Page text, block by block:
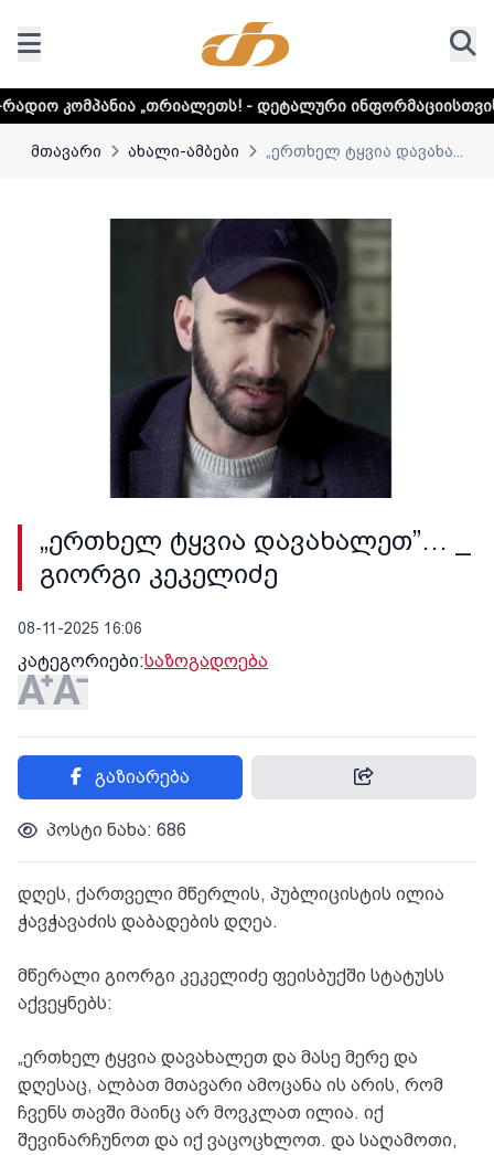
- დეტალური ინფორმაციისთვის დააკლიკეთ
მთავარი ახალი-ამბები „ერთხელ ტყვია დავახა...
„ერთხელ ტყვია დავახალეთ”… _
გიორგი კეკელიძე
08-11-2025 16:06
კატეგორიები:საზოგადოება
გაზიარება
პოსტი ნახა: 686
დღეს, ქართველი მწერლის, პუბლიცისტის ილია
ჭავჭავაძის დაბადების დღეა.
მწერალი გიორგი კეკელიძე ფეისბუქში სტატუსს
აქვეყნებს:
„ერთხელ ტყვია დავახალეთ და მასე მერე და
დღესაც, ალბათ მთავარი ამოცანა ის არის, რომ
ჩვენს თავში მაინც არ მოვკლათ ილია. იქ
შევინარჩუნოთ და იქ ვაცოცხლოთ. და საღამოთი,